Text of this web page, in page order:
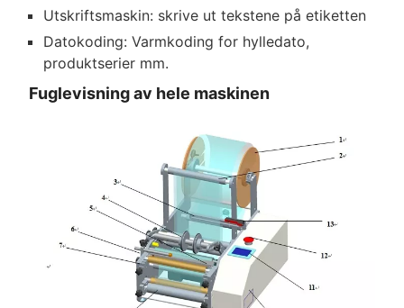
Utskriftsmaskin: skrive ut tekstene på etiketten
Datokoding: Varmkoding for hylledato,
produktserier mm.
Fuglevisning av hele maskinen